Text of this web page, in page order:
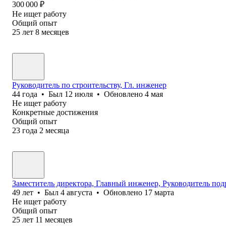
300 000 ₽
Не ищет работу
Общий опыт
25 лет 8 месяцев
Руководитель по строительству, Гл. инженер
44 года • Был 12 июля • Обновлено 4 мая
Не ищет работу
Конкретные достижения
Общий опыт
23 года 2 месяца
Заместитель директора, Главный инженер, Руководитель
49 лет • Был 4 августа • Обновлено 17 марта
Не ищет работу
Общий опыт
25 лет 11 месяцев